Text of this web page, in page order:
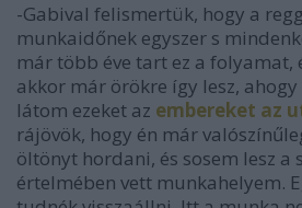
-Gabival felismertük, hogy a
munkaidőnek egyszer s
már több éve tart ez a folyamat,
akkor már örökre így lesz,
látom ezeket az embereket az
rájövök, hogy én már
öltönyt hordani, és sosem lesz a
értelmében vett munkahelyem.